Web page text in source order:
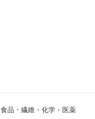
食品・繊維・化学・医薬